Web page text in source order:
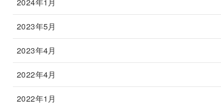
2023年5月
2023年4月
2022年4月
2022年1月